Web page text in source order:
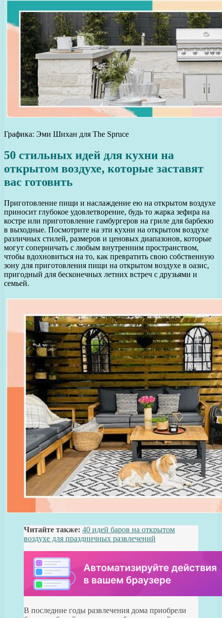
Графика: Эми Шихан для The Spruce
50 стильных идей для кухни на
открытом воздухе, которые заставят
вас готовить
Приготовление пищи и наслаждение ею на открытом воздухе
приносит глубокое удовлетворение, будь то жарка зефира на
костре или приготовление гамбургеров на гриле для барбекю
в выходные. Посмотрите на эти кухни на открытом воздухе
различных стилей, размеров и ценовых диапазонов, которые
могут соперничать с любым внутренним пространством,
чтобы вдохновиться на то, как превратить свою собственную
зону для приготовления пищи на открытом воздухе в оазис,
пригодный для бесконечных летних встреч с друзьями и
семьей.
Читайте также: 40 идей баров на открытом
воздухе для праздничных развлечений
В последние годы развлечения дома приобрели